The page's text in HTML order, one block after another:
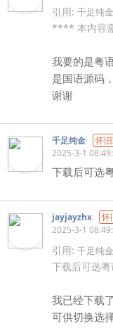
引用: 千足纯
**** 本内容
我要的是粤
是国语源码
谢谢
千足纯金
怀
2025-3-1
下载后可选
jayjayzhx
怀
2025-3-1
引用: 千足纯
下载后可选
我已经下载
可供切换选